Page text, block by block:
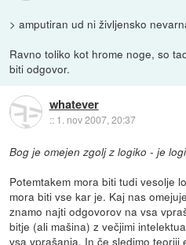
> amputiran ud ni življensko
Ravno toliko kot hrome noge, so
biti odgovor.
whatever
:: 1. nov 2007, 20:37
Bog je omejen zgolj z logiko - je
Potemtakem mora biti tudi vesolje
mora biti vse kar je. Kaj nas
znamo najti odgovorov na vsa
bitje (ali mašina) z večjimi
vsa vprašanja. In če sledimo teoriji